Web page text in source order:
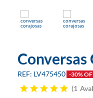
Conversas
LV475450 -30%
1